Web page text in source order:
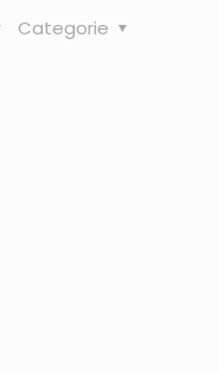
Categorie